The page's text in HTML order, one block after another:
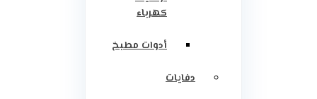
كهرباء
أدوات مطبخ
دفايات